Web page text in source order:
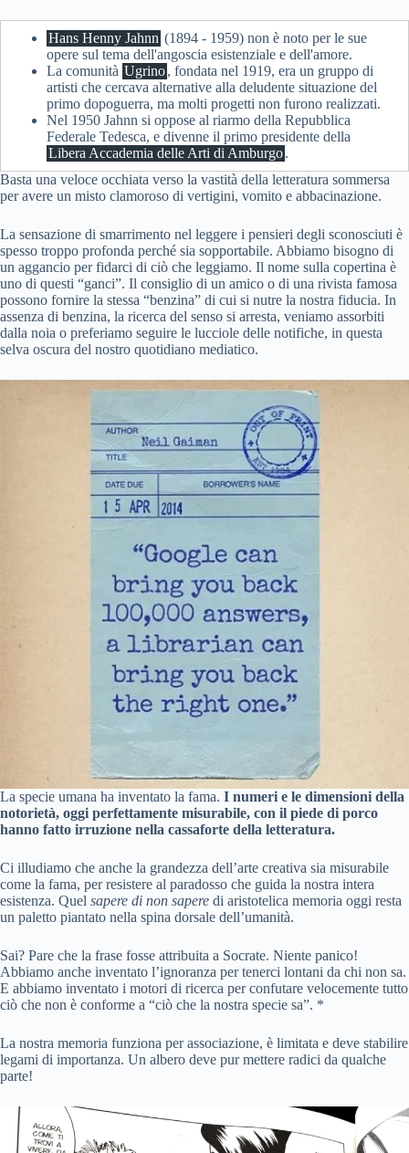
Hans Henny Jahnn (1894 - 1959) non è noto per le sue
opere sul tema dell'angoscia esistenziale e dell'amore.
La comunità Ugrino, fondata nel 1919, era un gruppo di
artisti che cercava alternative alla deludente situazione del
primo dopoguerra, ma molti progetti non furono realizzati.
Nel 1950 Jahnn si oppose al riarmo della Repubblica
Federale Tedesca, e divenne il primo presidente della
Libera Accademia delle Arti di Amburgo.
Basta una veloce occhiata verso la vastità della letteratura sommersa
per avere un misto clamoroso di vertigini, vomito e abbacinazione.
La sensazione di smarrimento nel leggere i pensieri degli sconosciuti è
spesso troppo profonda perché sia sopportabile. Abbiamo bisogno di
un aggancio per fidarci di ciò che leggiamo. Il nome sulla copertina è
uno di questi “ganci”. Il consiglio di un amico o di una rivista famosa
possono fornire la stessa “benzina” di cui si nutre la nostra fiducia. In
assenza di benzina, la ricerca del senso si arresta, veniamo assorbiti
dalla noia o preferiamo seguire le lucciole delle notifiche, in questa
selva oscura del nostro quotidiano mediatico.
La specie umana ha inventato la fama. I numeri e le dimensioni della
notorietà, oggi perfettamente misurabile, con il piede di porco
hanno fatto irruzione nella cassaforte della letteratura.
Ci illudiamo che anche la grandezza dell’arte creativa sia misurabile
come la fama, per resistere al paradosso che guida la nostra intera
esistenza. Quel sapere di non sapere di aristotelica memoria oggi resta
un paletto piantato nella spina dorsale dell’umanità.
Sai? Pare che la frase fosse attribuita a Socrate. Niente panico!
Abbiamo anche inventato l’ignoranza per tenerci lontani da chi non sa.
E abbiamo inventato i motori di ricerca per confutare velocemente tutto
ciò che non è conforme a “ciò che la nostra specie sa”. *
La nostra memoria funziona per associazione, è limitata e deve stabilire
legami di importanza. Un albero deve pur mettere radici da qualche
parte!